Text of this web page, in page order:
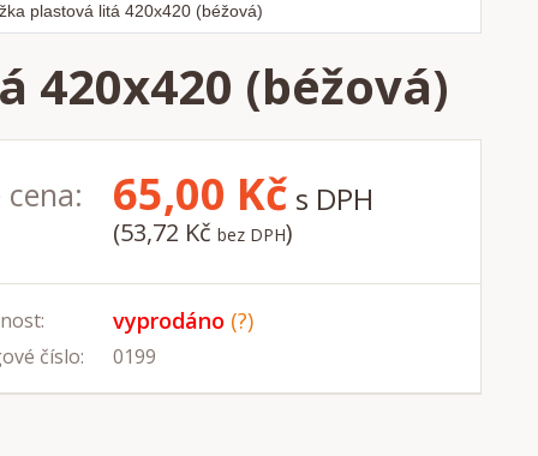
plastová litá 420x420 (béžová)
(béžová)
65,00 Kč s DPH
(53,72 Kč bez DPH)
vyprodáno (?)
číslo: 0199